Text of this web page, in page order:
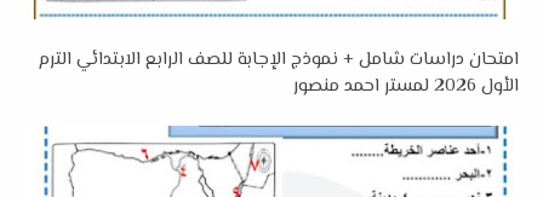
امتحان دراسات شامل + نموذج الإجابة للصف الرابع الابتدائي الترم
الأول 2026 لمستر احمد منصور